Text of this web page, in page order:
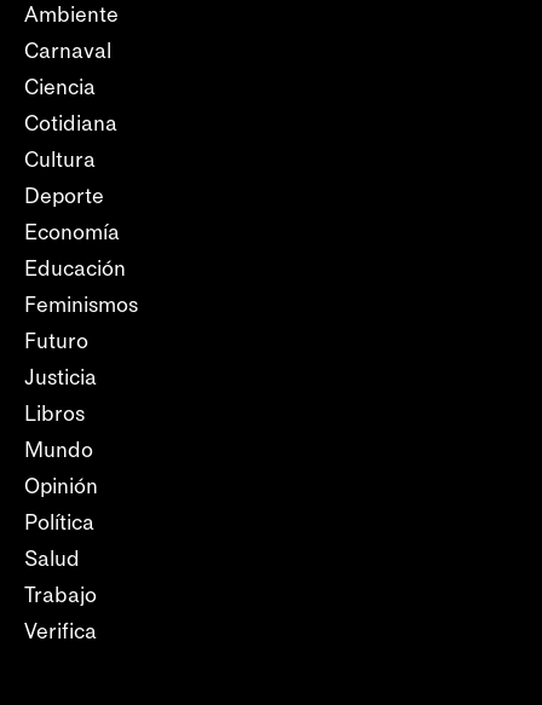
Ambiente
Carnaval
Ciencia
Cotidiana
Cultura
Deporte
Economía
Educación
Feminismos
Futuro
Justicia
Libros
Mundo
Opinión
Política
Salud
Trabajo
Verifica